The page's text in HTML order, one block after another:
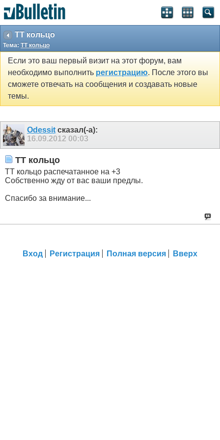
ТТ кольцо
Тема: ТТ кольцо
Если это ваш первый визит на этот форум, вам
необходимо выполнить регистрацию. После этого вы
сможете отвечать на сообщения и создавать новые
темы.
Odessit сказал(-а):
16.09.2012 00:03
ТТ кольцо
ТТ кольцо распечатанное на +3
Собственно жду от вас ваши предлы.
Спасибо за внимание...
Вход Регистрация Полная версия Вверх